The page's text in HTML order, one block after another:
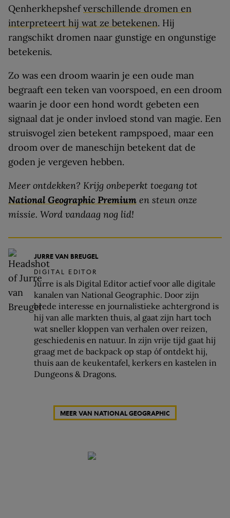
Qenherkhepshefverschillende dromen en
interpreteert hij wat ze betekenen. Hij
rangschikt dromen naar gunstige en ongunstige
betekenis.
Zo was een droom waarin je een oude man
begraaft een teken van voorspoed, en een droom
waarin je door een hond wordt gebeten een
signaal dat je onder invloed stond van magie. Een
struisvogel zien betekent rampspoed, maar een
droom over de maneschijn betekent dat de
goden je vergeven hebben.
Meer ontdekken? Krijg onbeperkt toegang tot
National Geographic Premium en steun onze
missie. Word vandaag nog lid!
JURRE VAN BREUGEL
DIGITAL EDITOR
Jurre is als Digital Editor actief voor alle digitale
kanalen van National Geographic. Door zijn
brede interesse en journalistieke achtergrond is
hij van alle markten thuis, al gaat zijn hart toch
wat sneller kloppen van verhalen over reizen,
geschiedenis en natuur. In zijn vrije tijd gaat hij
graag met de backpack op stap óf ontdekt hij,
thuis aan de keukentafel, kerkers en kastelen in
Dungeons & Dragons.
MEER VAN NATIONAL GEOGRAPHIC